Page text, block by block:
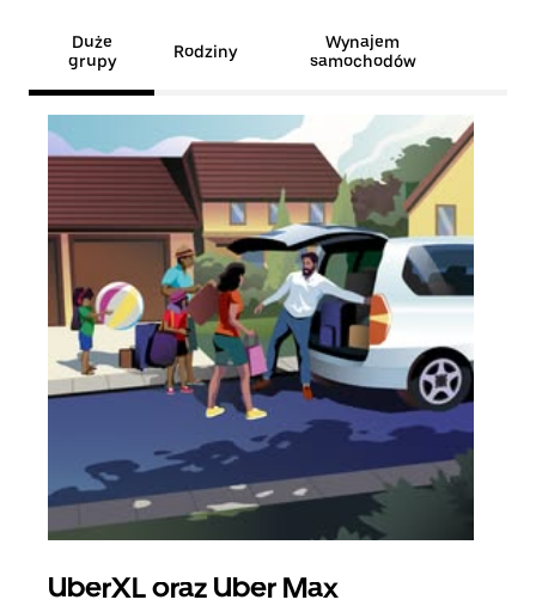
Duże
grupy
Rodziny
Wynajem
samochodów
UberXL oraz Uber Max